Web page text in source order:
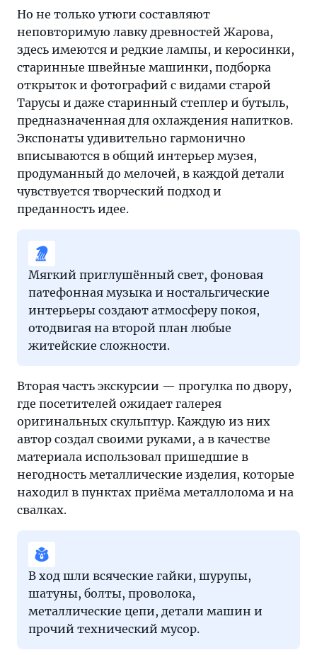
Но не только утюги составляют
неповторимую лавку древностей Жарова,
здесь имеются и редкие лампы, и керосинки,
старинные швейные машинки, подборка
открыток и фотографий с видами старой
Тарусы и даже старинный степлер и бутыль,
предназначенная для охлаждения напитков.
Экспонаты удивительно гармонично
вписываются в общий интерьер музея,
продуманный до мелочей, в каждой детали
чувствуется творческий подход и
преданность идее.
Мягкий приглушённый свет, фоновая
патефонная музыка и ностальгические
интерьеры создают атмосферу покоя,
отодвигая на второй план любые
житейские сложности.
Вторая часть экскурсии — прогулка по двору,
где посетителей ожидает галерея
оригинальных скульптур. Каждую из них
автор создал своими руками, а в качестве
материала использовал пришедшие в
негодность металлические изделия, которые
находил в пунктах приёма металлолома и на
свалках.
В ход шли всяческие гайки, шурупы,
шатуны, болты, проволока,
металлические цепи, детали машин и
прочий технический мусор.